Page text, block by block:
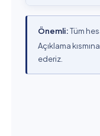
Önemli:Tüm
Açıklama
ederiz.